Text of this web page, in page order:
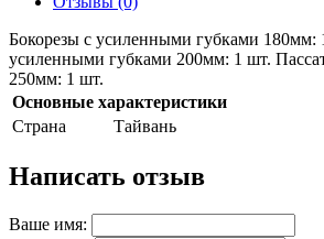
Бокорезы с усиленными губками 180мм:
усиленными губками 200мм: 1 шт.
250мм: 1 шт.
Основные характеристики
Страна
Тайвань
Написать отзыв
Ваше имя: